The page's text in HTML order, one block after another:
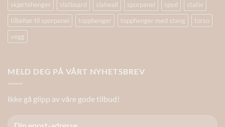
skjørtehenger
slatboard slatwall sporpanel spyd
stativ
tilbehør til sporpanel
topphenger topphenger med stang
torso
vegg
MELD DEG PÅ VÅRT NYHETSBREV
Ikke gå glipp av våre gode tilbud!